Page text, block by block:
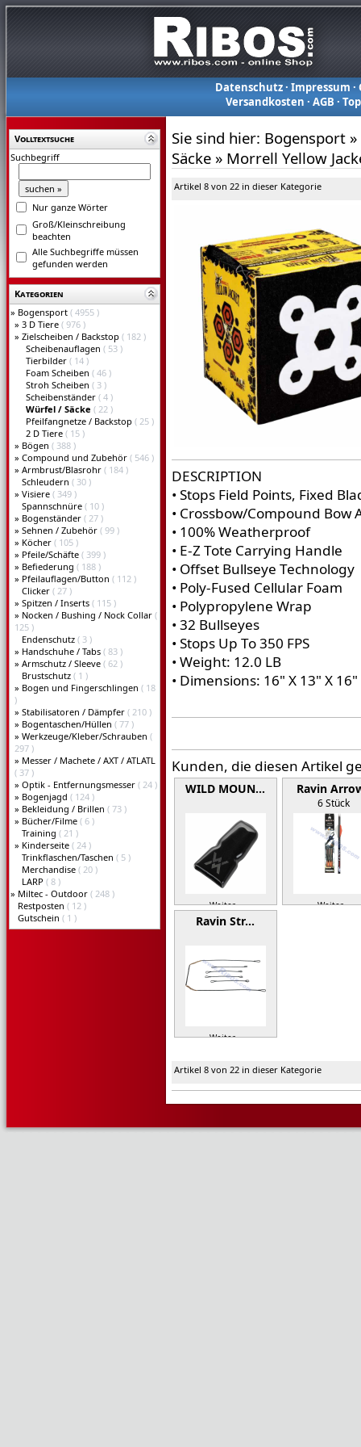
Datenschutz· Impressum ·
Versandkosten ·AGB ·
Volltextsuche
Suchbegriff
Nur ganze Wörter
Groß/Kleinschreibung
beachten
Alle Suchbegriffe müssen
gefunden werden
Kategorien
» Bogensport ( 4955 )
» 3 D Tiere ( 976 )
» Zielscheiben / Backstop ( 182 )
Scheibenauflagen ( 53 )
Tierbilder ( 14 )
Foam Scheiben ( 46 )
Stroh Scheiben ( 3 )
Scheibenständer ( 4 )
Würfel / Säcke ( 22 )
Pfeilfangnetze / Backstop ( 25 )
2 D Tiere ( 15 )
» Bögen ( 388 )
» Compound und Zubehör ( 546 )
» Armbrust/Blasrohr ( 184 )
Schleudern ( 30 )
» Visiere ( 349 )
Spannschnüre ( 10 )
» Bogenständer ( 27 )
» Sehnen / Zubehör ( 99 )
» Köcher ( 105 )
» Pfeile/Schäfte ( 399 )
» Befiederung ( 188 )
» Pfeilauflagen/Button ( 112 )
Clicker ( 27 )
» Spitzen / Inserts ( 115 )
» Nocken / Bushing / Nock Collar (
125 )
Endenschutz ( 3 )
» Handschuhe / Tabs ( 83 )
» Armschutz / Sleeve ( 62 )
Brustschutz ( 1 )
» Bogen und Fingerschlingen ( 18
)
» Stabilisatoren / Dämpfer ( 210 )
» Bogentaschen/Hüllen ( 77 )
» Werkzeuge/Kleber/Schrauben (
297 )
» Messer / Machete / AXT / ATLATL
( 37 )
» Optik - Entfernungsmesser ( 24 )
» Bogenjagd ( 124 )
» Bekleidung / Brillen ( 73 )
» Bücher/Filme ( 6 )
Training ( 21 )
» Kinderseite ( 24 )
Trinkflaschen/Taschen ( 5 )
Merchandise ( 20 )
LARP ( 8 )
» Miltec - Outdoor ( 248 )
Restposten ( 12 )
Gutschein ( 1 )
Sie sind hier: Bogensport »
Säcke » Morrell Yellow
Artikel 8 von 22 in dieser Kategorie
DESCRIPTION
• Stops Field Points, Fixed
• Crossbow/Compound Bow
• 100% Weatherproof
• E-Z Tote Carrying Handle
• Offset Bullseye Technology
• Poly-Fused Cellular Foam
• Polypropylene Wrap
• 32 Bullseyes
• Stops Up To 350 FPS
• Weight: 12.0 LB
• Dimensions: 16" X 13" X 16"
Kunden, die diesen Artikel
WILD MOUN…
Weiter »
Ravin
6 Stück
Weiter »
Ravin Str…
Weiter »
Artikel 8 von 22 in dieser Kategorie